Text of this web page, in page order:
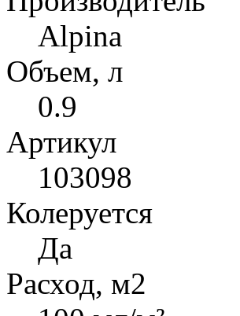
Alpina
Объем, л
0.9
Артикул
103098
Колеруется
Да
Расход, м2